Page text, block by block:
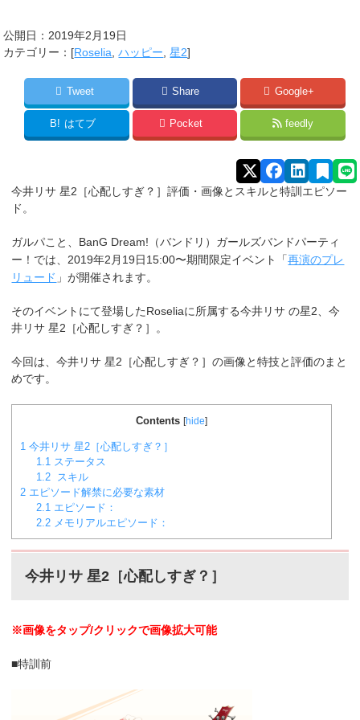
公開日： 2019年2月19日
カテゴリー：[Roselia ,ハッピー ,星2]
Tweet Share Google+
B! はてブ Pocket feedly
今井リサ 星2［心配しすぎ？］評価・画像とスキルと特訓エピソー
ド。
ガルパこと、BanG Dream!（バンドリ）ガールズバンドパーティ
ー！では、2019年2月19日15:00〜期間限定イベント「再演のプレ
リュード 」が開催されます。
そのイベントにて登場したRoseliaに所属する今井リサ の星2、今
井リサ 星2［心配しすぎ？］。
今回は、今井リサ 星2［心配しすぎ？］の画像と特技と評価のまと
めです。
Contents [hide]
1 今井リサ 星2［心配しすぎ？］
1.1 ステータス
1.2 スキル
2 エピソード解禁に必要な素材
2.1 エピソード：
2.2 メモリアルエピソード：
今井リサ 星2［心配しすぎ？］
※画像をタップ/クリックで画像拡大可能
■特訓前